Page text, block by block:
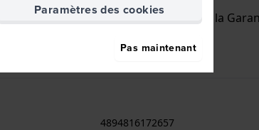
La montre est livrée avec la
4894816172657
Paramètres des cookies
Pas maintenant